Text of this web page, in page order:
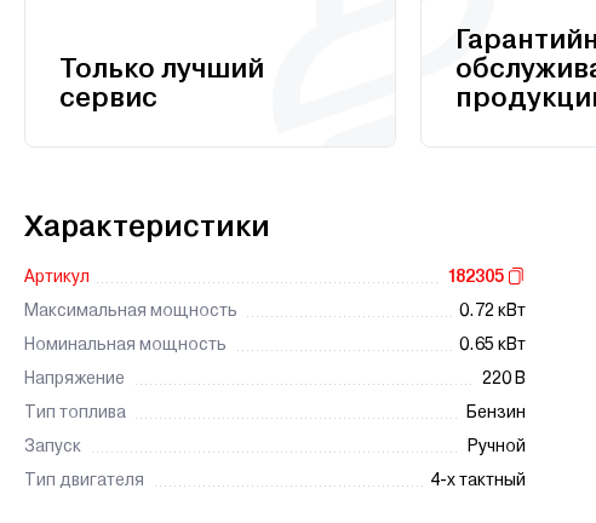
Только лучший
сервис
Характеристики
Артикул
182305
Максимальная мощность
0.72 кВт
Номинальная мощность
0.65 кВт
Напряжение
220 В
Тип топлива
Бензин
Запуск
Ручной
Тип двигателя
4-х тактный